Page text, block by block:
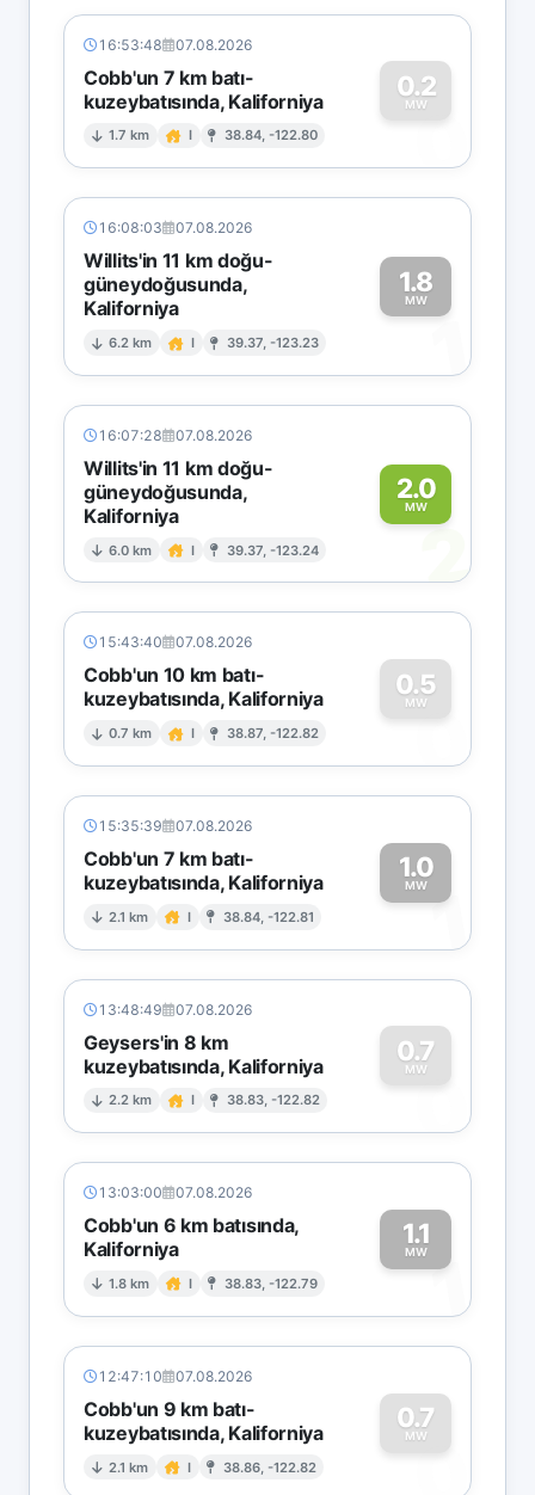
16:53:48 07.08.2026
Cobb'un 7 km batı-
kuzeybatısında, Kaliforniya
1.7 km I 38.84, -122.80
0.2
MW
0
16:08:03 07.08.2026
Willits'in 11 km doğu-
güneydoğusunda,
Kaliforniya
6.2 km I 39.37, -123.23
1.8
MW
1
16:07:28 07.08.2026
Willits'in 11 km doğu-
güneydoğusunda,
Kaliforniya
6.0 km I 39.37, -123.24
2.0
MW
2
15:43:40 07.08.2026
Cobb'un 10 km batı-
kuzeybatısında, Kaliforniya
0.7 km I 38.87, -122.82
0.5
MW
0
15:35:39 07.08.2026
Cobb'un 7 km batı-
kuzeybatısında, Kaliforniya
2.1 km I 38.84, -122.81
1.0
MW1
13:48:49 07.08.2026
Geysers'in 8 km
kuzeybatısında, Kaliforniya
2.2 km I 38.83, -122.82
0.7
MW
0
13:03:00 07.08.2026
Cobb'un 6 km batısında,
Kaliforniya
1.8 km I 38.83, -122.79
1.1
MW1
12:47:10 07.08.2026
Cobb'un 9 km batı-
kuzeybatısında, Kaliforniya
2.1 km I 38.86, -122.82
0.7
MW
0